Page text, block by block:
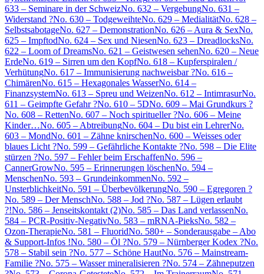
633 – Seminare in der SchweizNo. 632 – VergebungNo. 631 –
Widerstand ?No. 630 – TodgeweihteNo. 629 – MedialitätNo. 628 –
SelbstsabotageNo. 627 – DemonstrationNo. 626 – Aura & SexNo.
625 – ImpftodNo. 624 – Sex und NiesenNo. 623 – DreadlocksNo.
622 – Loom of DreamsNo. 621 – Geistwesen sehenNo. 620 – Neue
ErdeNo. 619 – Sirren um den KopfNo. 618 – Kupferspiralen /
VerhütungNo. 617 – Immunisierung nachweisbar ?No. 616 –
ChimärenNo. 615 – Hexagonales WasserNo. 614 –
FinanzsystemNo. 613 – Spreu und WeizenNo. 612 – IntimrasurNo.
611 – Geimpfte Gefahr ?No. 610 – 5DNo. 609 – Mai Grundkurs ?
No. 608 – RettenNo. 607 – Noch spiritueller ?No. 606 – Meine
Kinder…No. 605 – AbtreibungNo. 604 – Du bist ein LehrerNo.
603 – MondNo. 601 – Zähne knirschenNo. 600 – Weisses oder
blaues Licht ?No. 599 – Gefährliche Kontakte ?No. 598 – Die Elite
stürzen ?No. 597 – Fehler beim ErschaffenNo. 596 –
CannerGrowNo. 595 – Erinnerungen löschenNo. 594 –
MenschenNo. 593 – GrundeinkommenNo. 592 –
UnsterblichkeitNo. 591 – ÜberbevölkerungNo. 590 – Egregoren ?
No. 589 – Der MenschNo. 588 – Jod ?No. 587 – Lügen erlaubt
?!No. 586 – Jenseitskontakt (2)No. 585 – Das Land verlassenNo.
584 – PCR-Positiv-NegativNo. 583 – mRNA-PieksNo. 582 –
Ozon-TherapieNo. 581 – FluoridNo. 580+ – Sonderausgabe – Abo
& Support-Infos !No. 580 – Öl ?No. 579 – Nürnberger Kodex ?No.
578 – Stabil sein ?No. 577 – Schöne HautNo. 576 – Mainstream-
Familie ?No. 575 – Wasser mineralisieren ?No. 574 – Zähneputzen